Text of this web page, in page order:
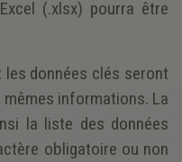
(.xlsx) pourra être
les données clés seront
informations. La
la liste des données
obligatoire ou non